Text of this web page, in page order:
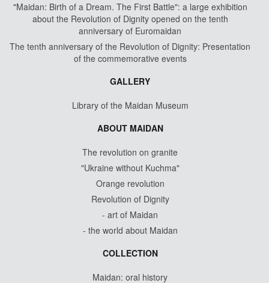
"Maidan: Birth of a Dream. The First Battle": a large exhibition
about the Revolution of Dignity opened on the tenth
anniversary of Euromaidan
The tenth anniversary of the Revolution of Dignity: Presentation
of the commemorative events
GALLERY
Library of the Maidan Museum
ABOUT MAIDAN
The revolution on granite
"Ukraine without Kuchma"
Orange revolution
Revolution of Dignity
- art of Maidan
- the world about Maidan
COLLECTION
Maidan: oral history